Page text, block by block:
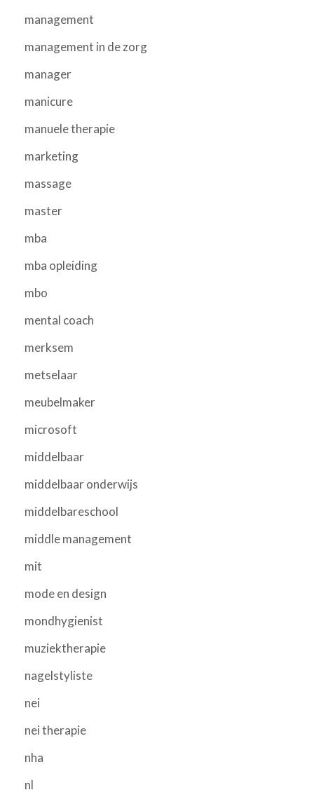
management
management in de zorg
manager
manicure
manuele therapie
marketing
massage
master
mba
mba opleiding
mbo
mental coach
merksem
metselaar
meubelmaker
microsoft
middelbaar
middelbaar onderwijs
middelbareschool
middle management
mit
mode en design
mondhygienist
muziektherapie
nagelstyliste
nei
nei therapie
nha
nl